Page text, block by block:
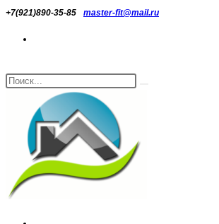
Перейти
+7(921)890-35-85 master-fit@mail.ru
Поиск
сайте